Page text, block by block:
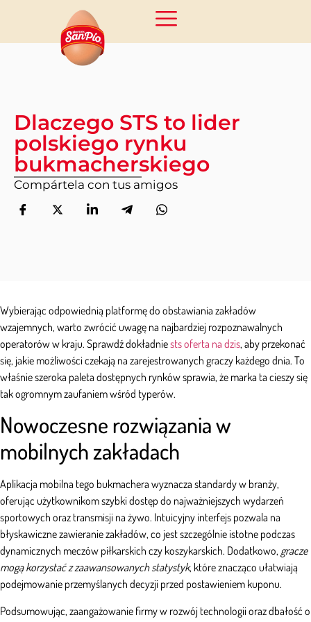
Dlaczego STS to lider
polskiego rynku
bukmacherskiego
Compártela con tus amigos
Wybierając odpowiednią platformę do obstawiania zakładów
wzajemnych, warto zwrócić uwagę na najbardziej rozpoznawalnych
operatorów w kraju. Sprawdź dokładniests oferta na dzis, aby przekonać
się, jakie możliwości czekają na zarejestrowanych graczy każdego dnia. To
właśnie szeroka paleta dostępnych rynków sprawia, że marka ta cieszy się
tak ogromnym zaufaniem wśród typerów.
Nowoczesne rozwiązania w
mobilnych zakładach
Aplikacja mobilna tego bukmachera wyznacza standardy w branży,
oferując użytkownikom szybki dostęp do najważniejszych wydarzeń
sportowych oraz transmisji na żywo. Intuicyjny interfejs pozwala na
błyskawiczne zawieranie zakładów, co jest szczególnie istotne podczas
dynamicznych meczów piłkarskich czy koszykarskich. Dodatkowo, gracze
mogą korzystać z zaawansowanych statystyk, które znacząco ułatwiają
podejmowanie przemyślanych decyzji przed postawieniem kuponu.
Podsumowując, zaangażowanie firmy w rozwój technologii oraz dbałość o